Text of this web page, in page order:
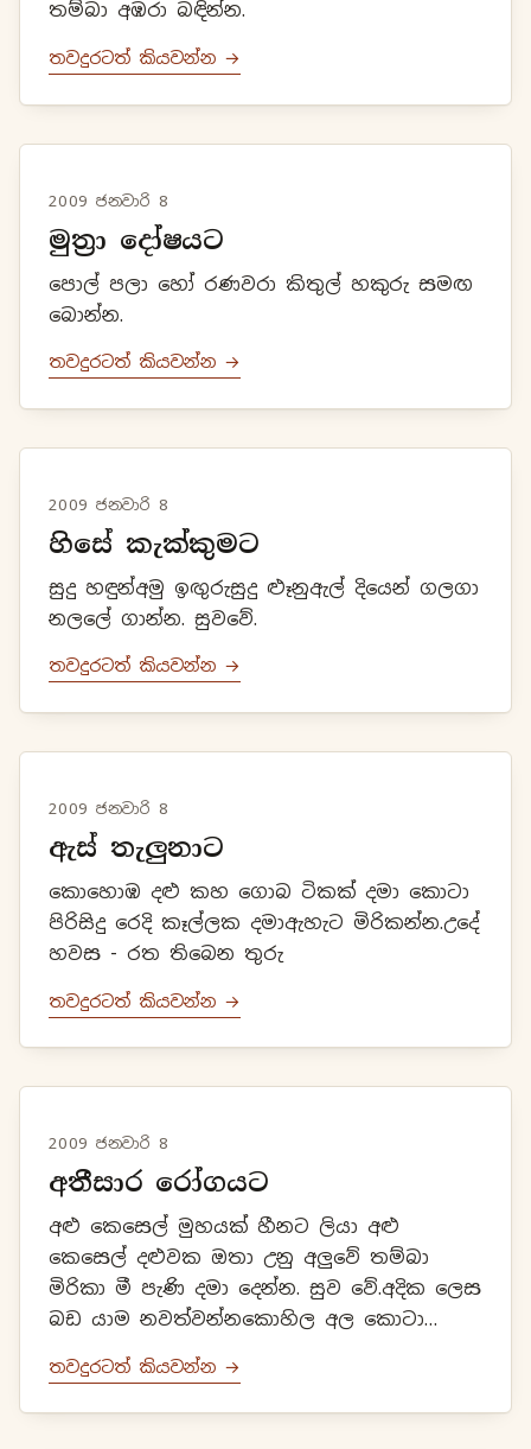
තම්බා අඹරා බඳින්න.
තවදුරටත් කියවන්න →
2009 ජනවාරි 8
මුත්‍රා දෝෂයට
පොල් පලා හෝ රණවරා කිතුල් හකුරු සමඟ
බොන්න.
තවදුරටත් කියවන්න →
2009 ජනවාරි 8
හිසේ කැක්කුමට
සුදු හඳුන්අමු ඉඟුරුසුදු ළූනුඇල් දියෙන් ගලගා
නලලේ ගාන්න. සුවවේ.
තවදුරටත් කියවන්න →
2009 ජනවාරි 8
ඇස් තැලුනාට
කොහොඹ දළු කහ ගොබ ටිකක් දමා කොටා
පිරිසිදු රෙදි කෑල්ලක දමාඇහැට මිරිකන්න.උදේ
හවස - රත තිබෙන තුරු
තවදුරටත් කියවන්න →
2009 ජනවාරි 8
අතීසාර රෝගයට
අළු කෙසෙල් මුහයක් හීනට ලියා අළු
කෙසෙල් දළුවක ඔතා උනු අලුවේ තම්බා
මිරිකා මී පැණි දමා දෙන්න. සුව වේ.අදික ලෙස
බඩ යාම නවත්වන්නකොහිල අල කොටා
තවදුරටත් කියවන්න →